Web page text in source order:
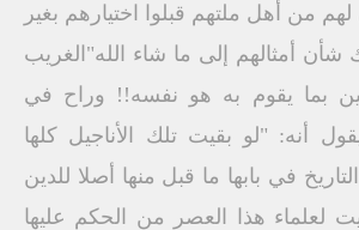
لهم من أهل ملتهم قبلوا اختيارهم بغير
أمثالهم إلى ما شاء الله"الغريب
بما يقوم به هو نفسه!! وراح في
أنه: "لو بقيت تلك الأناجيل كلها
في بابها ما قبل منها أصلا للدين
لعلماء هذا العصر من الحكم عليها